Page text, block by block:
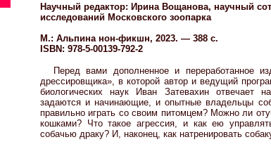
Научный редактор: Ирина Вощанова, научный
исследований Московского зоопарка
М.: Альпина нон-фикшн, 2023. — 388 с.
ISBN: 978-5-00139-792-2
Перед вами дополненное и переработанное
дрессировщика», в которой автор и ведущий
биологических наук Иван Затевахин отвечает
задаются и начинающие, и опытные владельцы
правильно играть со своим питомцем? Можно ли
кошками? Что такое агрессия, и как ею
собачью драку? И, наконец, как натренировать